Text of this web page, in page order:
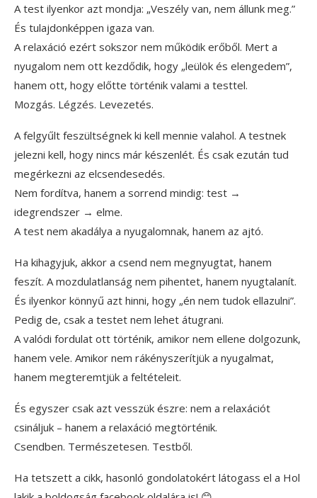
A test ilyenkor azt mondja: „Veszély van, nem állunk meg.”
És tulajdonképpen igaza van.
A relaxáció ezért sokszor nem működik erőből. Mert a
nyugalom nem ott kezdődik, hogy „leülök és elengedem”,
hanem ott, hogy előtte történik valami a testtel.
Mozgás. Légzés. Levezetés.
A felgyűlt feszültségnek ki kell mennie valahol. A testnek
jelezni kell, hogy nincs már készenlét. És csak ezután tud
megérkezni az elcsendesedés.
Nem fordítva, hanem a sorrend mindig: test →
idegrendszer → elme.
A test nem akadálya a nyugalomnak, hanem az ajtó.
Ha kihagyjuk, akkor a csend nem megnyugtat, hanem
feszít. A mozdulatlanság nem pihentet, hanem nyugtalanít.
És ilyenkor könnyű azt hinni, hogy „én nem tudok ellazulni”.
Pedig de, csak a testet nem lehet átugrani.
A valódi fordulat ott történik, amikor nem ellene dolgozunk,
hanem vele. Amikor nem rákényszerítjük a nyugalmat,
hanem megteremtjük a feltételeit.
És egyszer csak azt vesszük észre: nem a relaxációt
csináljuk – hanem a relaxáció megtörténik.
Csendben. Természetesen. Testből.
Ha tetszett a cikk, hasonló gondolatokért látogass el a Hol